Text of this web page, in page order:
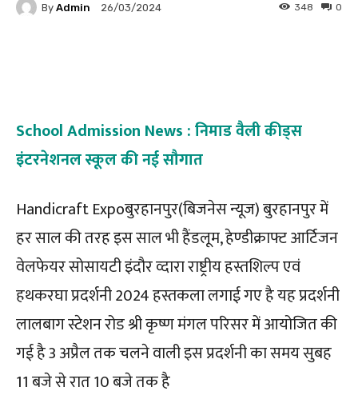
By Admin 26/03/2024 0
348
School Admission News : निमाड वैली कीड्स
इंटरनेशनल स्कूल की नई सौगात
Handicraft Expoबुरहानपुर(बिजनेस न्यूज) बुरहानपुर में
हर साल की तरह इस साल भी हैंडलूम, हेण्डीक्राफ्ट आर्टिजन
वेलफेयर सोसायटी इंदौर व्दारा राष्ट्रीय हस्तशिल्प एवं
हथकरघा प्रदर्शनी 2024 हस्तकला लगाई गए है यह प्रदर्शनी
लालबाग स्टेशन रोड श्री कृष्ण मंगल परिसर में आयोजित की
गई है 3 अप्रैल तक चलने वाली इस प्रदर्शनी का समय सुबह
11 बजे से रात 10 बजे तक है